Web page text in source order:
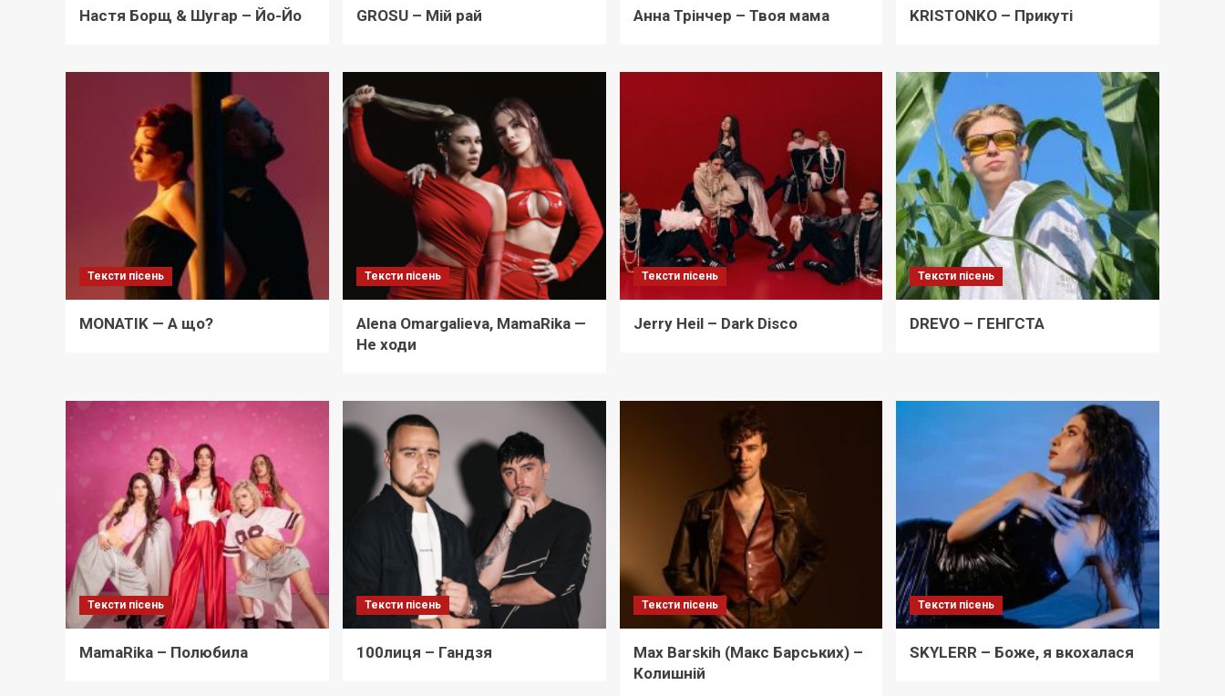
Настя Борщ & Шугар – Йо-Йо GROSU – Мій рай Анна Трінчер – Твоя мама KRISTONKO – Прикуті
Тексти пісень
MONATIK — А що?
Тексти пісень
Alena Omargalieva, MamaRika —
Не ходи
Тексти пісень
Jerry Heil – Dark Disco
Тексти пісень
DREVO – ГЕНГСТА
Тексти пісень
MamaRika – Полюбила
Тексти пісень
100лиця – Гандзя
Тексти пісень
Max Barskih (Макс Барських) –
Колишній
Тексти пісень
SKYLERR – Боже, я вкохалася